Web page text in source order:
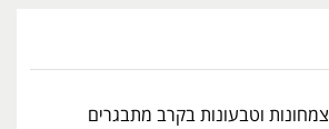
צמחונות וטבעונות בקרב מתבגרים